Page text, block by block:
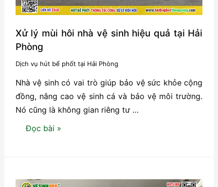
Xử lý mùi hôi nhà vệ sinh hiệu quả tại Hải
Phòng
Dịch vụ hút bể phốt tại Hải Phòng
Nhà vệ sinh có vai trò giúp bảo vệ sức khỏe cộng
đồng, nâng cao vệ sinh cá và bảo vệ môi trường.
Nó cũng là không gian riêng tư …
Xử
nhà
Đọc bài »